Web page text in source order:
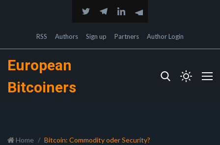
RSS Authors Sign up Partners Author Login
European
Bitcoiners
Home Bitcoin: Commodity oder Security?